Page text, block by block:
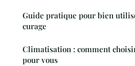
Guide pratique pour bien
curage
Climatisation : comment
pour vous